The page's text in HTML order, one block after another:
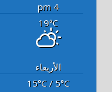
4 pm
19°C
الأربعاء
15°C / 5°C